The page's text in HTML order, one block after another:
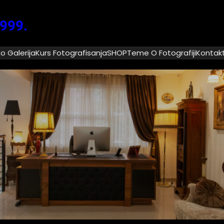
GalerijaKurs FotografisanjaSHOPTeme O Fotografiji